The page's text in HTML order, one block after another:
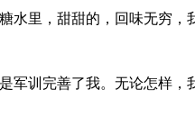
水里，甜甜的，回味无穷，
军训完善了我。无论怎样，